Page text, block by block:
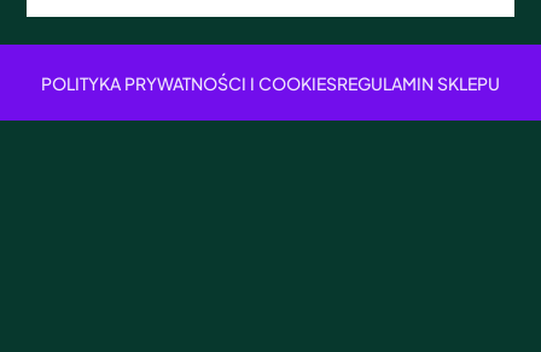
POLITYKA PRYWATNOŚCI I COOKIESREGULAMIN SKLEPU